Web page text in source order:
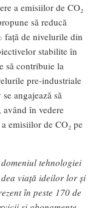
a emisiilor de CO₂
să reducă
față de nivelurile din
stabilite în
să contribuie la
pre-industriale
angajează să
în vedere
emisiilor de CO₂ pe
tehnologiei
viață ideilor lor și
în peste 170 de